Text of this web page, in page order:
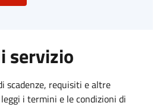
servizio
scadenze, requisiti e altre
i termini e le condizioni di